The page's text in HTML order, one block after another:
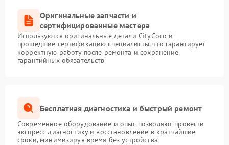
Оригинальные запчасти и
сертифицированные мастера
Используются оригинальные детали CityCoco и
прошедшие сертификацию специалисты, что гарантирует
корректную работу после ремонта и сохранение
гарантийных обязательств
Бесплатная диагностика и быстрый ремонт
Современное оборудование и опыт позволяют провести
экспресс-диагностику и восстановление в кратчайшие
сроки, минимизируя время без устройства